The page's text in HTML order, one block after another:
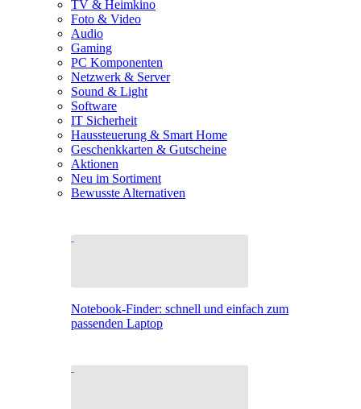
TV & Heimkino
Foto & Video
Audio
Gaming
PC Komponenten
Netzwerk & Server
Sound & Light
Software
IT Sicherheit
Haussteuerung & Smart Home
Geschenkkarten & Gutscheine
Aktionen
Neu im Sortiment
Bewusste Alternativen
Notebook-Finder: schnell und einfach zum
passenden Laptop